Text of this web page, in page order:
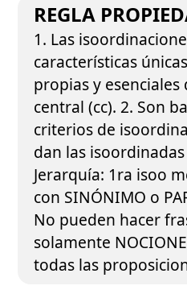
REGLA
1. Las
características
propias y esenciales
central (cc). 2. Son
criterios de
dan las
Jerarquía: 1ra isoo
con SINÓNIMO o
No pueden hacer
solamente
todas las